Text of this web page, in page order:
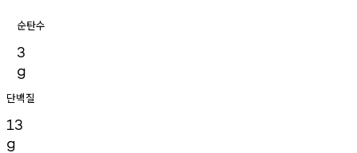
순탄수
3
g
단백질
13
g